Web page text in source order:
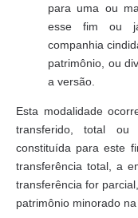
para uma ou
esse fim ou já
companhia
patrimônio, ou
a versão.
Esta modalidade
transferido, total ou
constituída para este
transferência total, a
transferência for
patrimônio minorado